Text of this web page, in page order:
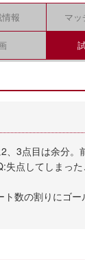
報 マッ
3点目は余分
点してしまっ
数の割りにゴ